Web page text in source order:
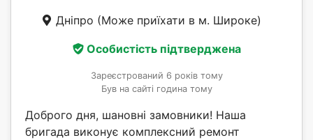
Дніпро (Може приїхати в м. Широке)
Особистість підтверджена
Зареєстрований 6 років тому
Був на сайті година тому
Доброго дня, шановні замовники! Наша
бригада виконує комплексний ремонт